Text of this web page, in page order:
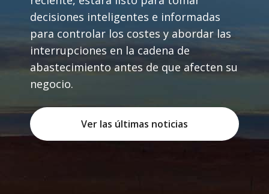
decisiones inteligentes e informadas
para controlar los costes y abordar las
interrupciones en la cadena de
abastecimiento antes de que afecten su
negocio.
Ver las últimas noticias